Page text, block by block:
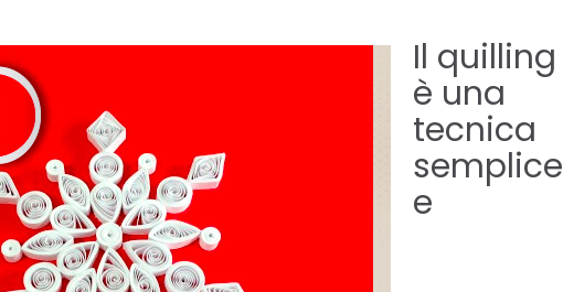
Il quilling
è una
tecnica
semplice
e